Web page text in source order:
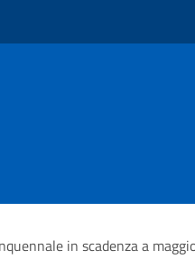
in scadenza a